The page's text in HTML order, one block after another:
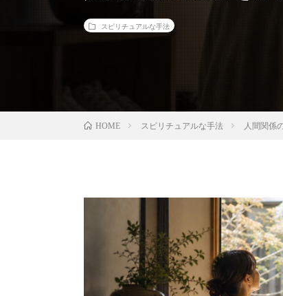
スピリチュアルな手法
HOME スピリチュアルな手法 人間関係